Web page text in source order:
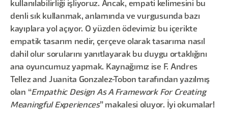
kullanılabilirliği işliyoruz. Ancak, empati kelimesini bu
denli sık kullanmak, anlamında ve vurgusunda bazı
kayıplara yol açıyor. O yüzden ödevimiz bu içerikte
empatik tasarım nedir, çerçeve olarak tasarıma nasıl
dahil olur sorularını yanıtlayarak bu duygu ortaklığını
ana oyuncumuz yapmak. Kaynağımız ise F. Andres
Tellez and Juanita Gonzalez-Tobon tarafından yazılmış
olan “Empathic Design As A Framework For Creating
Meaningful Experiences” makalesi oluyor. İyi okumalar!